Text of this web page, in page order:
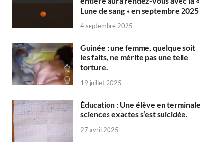
Lune de sang » en septembre 2025
4 septembre 2025
Guinée : une femme, quelque soit
les faits, ne mérite pas une telle
torture.
19 juillet 2025
Éducation : Une élève en terminale
sciences exactes s’est suicidée.
27 avril 2025